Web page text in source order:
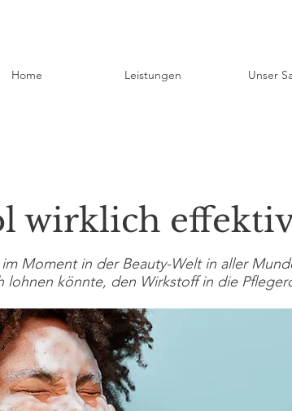
Home Leistungen Unser
wirklich
Moment in der Beauty-Welt in aller
lohnen könnte, den Wirkstoff in die